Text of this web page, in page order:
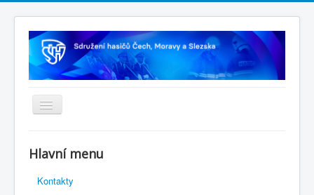
Rejstřík sportu
Novelizace Stanov SH ČMS
Hlavní menu
Kontakty